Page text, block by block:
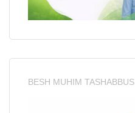
BESH MUHIM TASHABBUS